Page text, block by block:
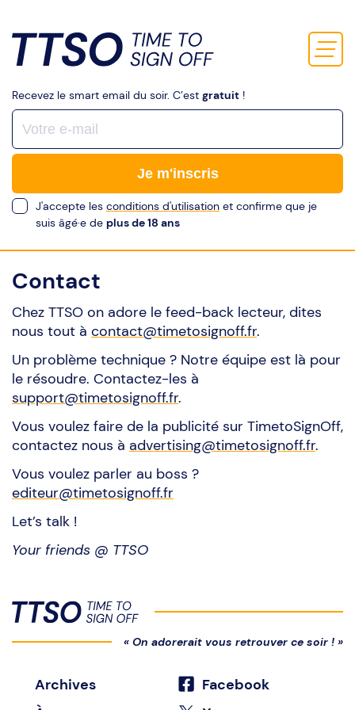
Recevez le smart email du soir. C’est gratuit !
Je m'inscris
J'accepte les conditions d'utilisation et confirme que je
suis âgé·e de plus de 18 ans
Contact
Chez TTSO on adore le feed-back lecteur, dites
nous tout à contact@timetosignoff.fr.
Un problème technique ? Notre équipe est là pour
le résoudre. Contactez-les à
support@timetosignoff.fr.
Vous voulez faire de la publicité sur TimetoSignOff,
contactez nous à advertising@timetosignoff.fr.
Vous voulez parler au boss ?
editeur@timetosignoff.fr
Let’s talk !
Your friends @ TTSO
« On adorerait vous retrouver ce soir ! »
Archives
Facebook